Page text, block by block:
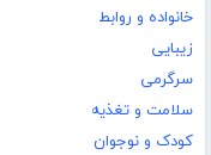
خانواده و روابط
زیبایی
سرگرمی
سلامت و تغذیه
کودک و نوجوان